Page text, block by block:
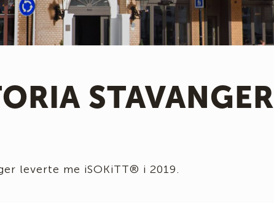
STAVANGER
leverte me iSOKiTT® i 2019.